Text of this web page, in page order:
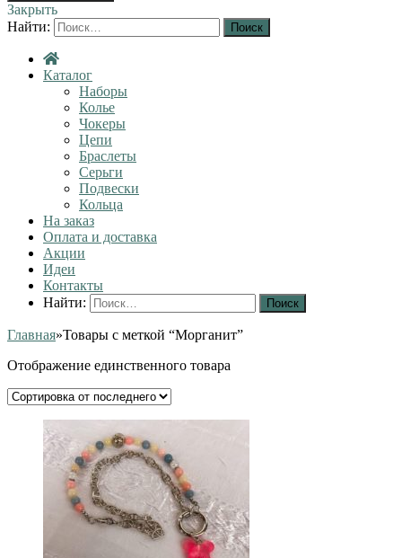
Закрыть
Найти:
Каталог
Наборы
Колье
Чокеры
Цепи
Браслеты
Серьги
Подвески
Кольца
На заказ
Оплата и доставка
Акции
Идеи
Контакты
Найти:
Главная»Товары с меткой “Морганит”
Отображение единственного товара